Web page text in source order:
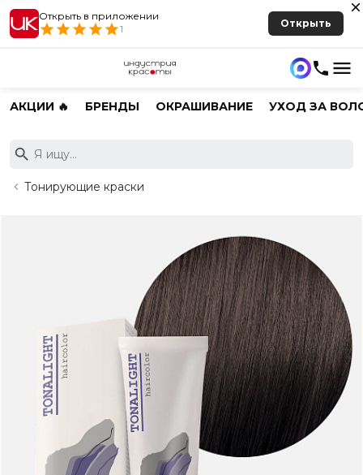
Открыть в приложении
1
Открыть
АКЦИИ 🔥 БРЕНДЫ ОКРАШИВАНИЕ УХОД ЗА
Тонирующие краски